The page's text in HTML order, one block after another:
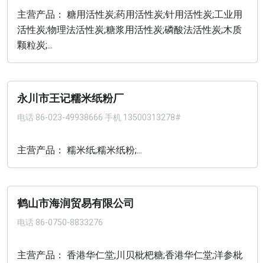
主营产品： 糖用活性炭;药用活性炭;针用活性炭;工业用
活性炭;物理法活性炭;糖浆用活性炭;磷酸法活性炭;木质
颗粒炭;...
永川市王记糯米纸粉厂
电话 86-023-49938666 手机 13500313278#
主营产品： 糯米纸;糯米纸粉;...
鹤山市海润贸易有限公司
电话 86-0750-8833276
主营产品： 香港华仁堂;川贝枇杷糖;香港华仁堂;洋参枇